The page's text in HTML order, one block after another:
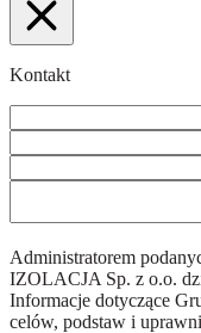
Kontakt
Administratorem
IZOLACJA Sp. z o.o.
Informacje dotyczące
celów, podstaw i